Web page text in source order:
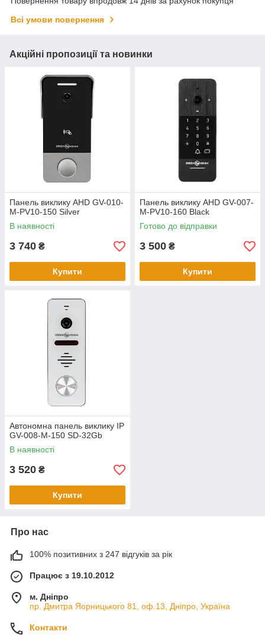
Всі умови повернення
Акційні пропозиції та новинки
Панель виклику AHD GV-010-
M-PV10-150 Silver
В наявності
3 740 ₴
Купити
Панель виклику AHD GV-007-
M-PV10-160 Black
Готово до відправки
3 500 ₴
Купити
Автономна панель виклику IP
GV-008-M-150 SD-32Gb
В наявності
3 520 ₴
Купити
Про нас
100% позитивних з 247 відгуків за рік
Працює з 19.10.2012
м. Дніпро
пр. Дмитра Яорницького 81, оф.13, Дніпро, Україна
Контакти